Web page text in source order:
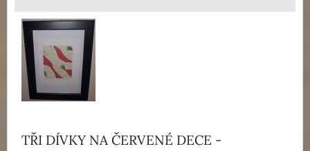
TŘI DÍVKY NA ČERVENÉ DECE -